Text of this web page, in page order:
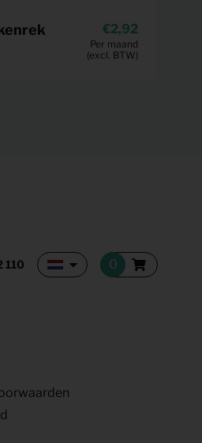
2,92
Per maand
(excl. BTW)
110